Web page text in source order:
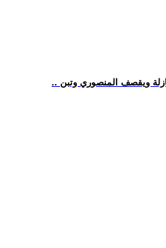
ويقصف المنصوري وتبن